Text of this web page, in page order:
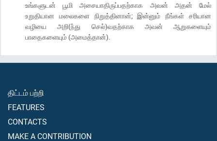
உங்களுடன் பூமி அசையாதிருப்பதற்காக அவன் அதன் மேல்
உறுதியான மலைகளை நிறுத்தினான்; இன்னும் நீங்கள் சரியான
வழியை அறி(ந்து செல்)வதற்காக அவன் ஆறுகளையும்
பாதைகளையும் (அமைத்தான்).
திட்டம் பற்றி
FEATURES
CONTACTS
MAKE A CONTRIBUTION